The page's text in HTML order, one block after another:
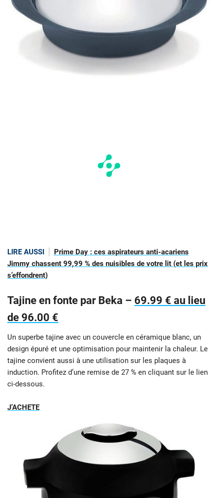
LIRE AUSSI
Prime Day : ces aspirateurs anti-acariens
Jimmy chassent 99,99 % des nuisibles de votre lit (et les prix
s’effondrent)
Tajine en fonte par Beka – 69.99 € au lieu
de 96.00 €
Un superbe tajine avec un couvercle en céramique blanc, un
design épuré et une optimisation pour maintenir la chaleur. Le
tajine convient aussi à une utilisation sur les plaques à
induction. Profitez d’une remise de 27 % en cliquant sur le lien
ci-dessous.
J’ACHETE